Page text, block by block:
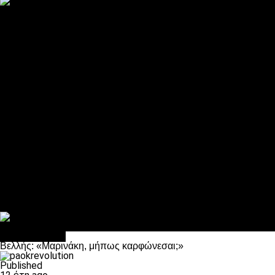
Βελλής: «Μαρινάκη, μήπως καρφώνεσαι;»
Published